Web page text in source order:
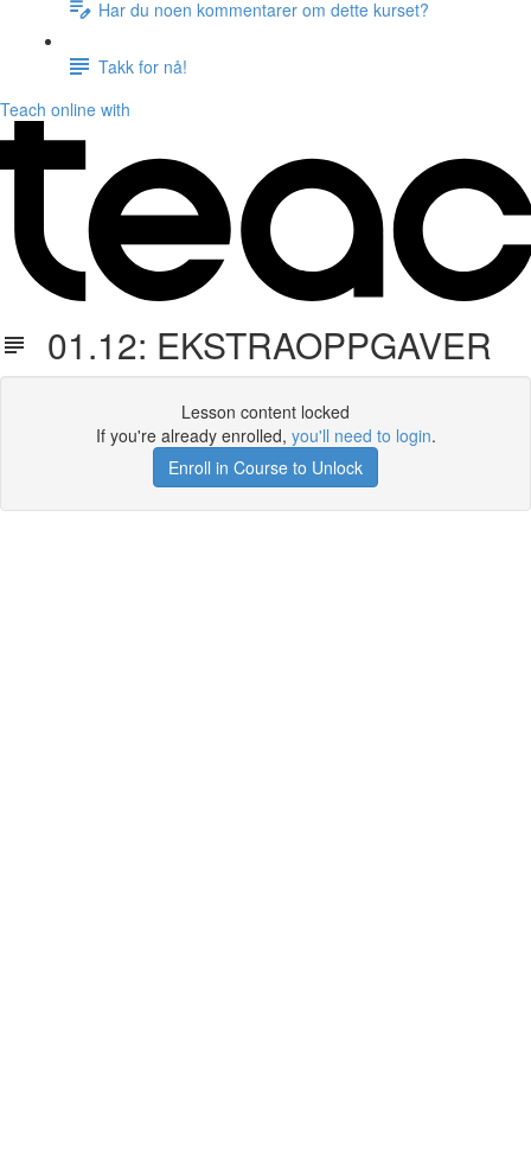
Har du noen kommentarer om dette kurset?
Takk for nå!
Teach online with
01.12: EKSTRAOPPGAVER
Lesson content locked
If you're already enrolled, you'll need to login.
Enroll in Course to Unlock